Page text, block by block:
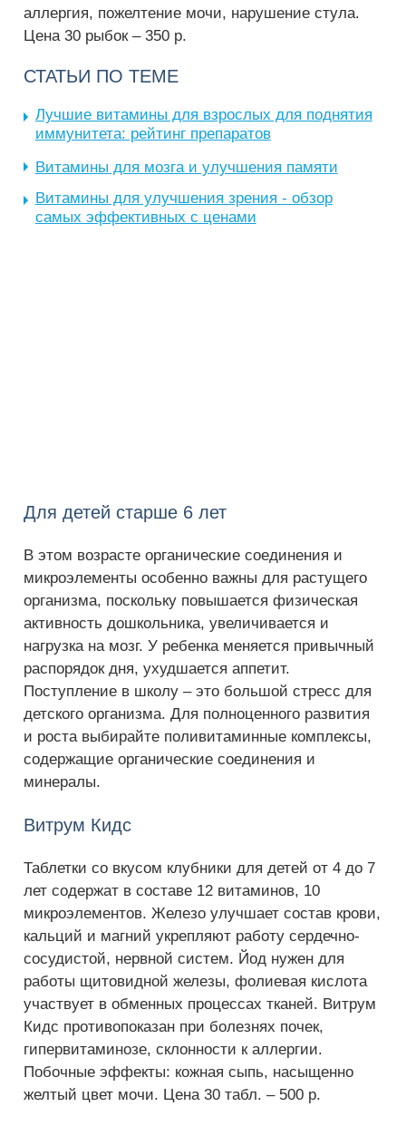
аллергия, пожелтение мочи, нарушение стула.
Цена 30 рыбок – 350 р.
СТАТЬИ ПО ТЕМЕ
Лучшие витамины для взрослых для поднятия
иммунитета: рейтинг препаратов
Витамины для мозга и улучшения памяти
Витамины для улучшения зрения - обзор
самых эффективных с ценами
Для детей старше 6 лет
В этом возрасте органические соединения и
микроэлементы особенно важны для растущего
организма, поскольку повышается физическая
активность дошкольника, увеличивается и
нагрузка на мозг. У ребенка меняется привычный
распорядок дня, ухудшается аппетит.
Поступление в школу – это большой стресс для
детского организма. Для полноценного развития
и роста выбирайте поливитаминные комплексы,
содержащие органические соединения и
минералы.
Витрум Кидс
Таблетки со вкусом клубники для детей от 4 до 7
лет содержат в составе 12 витаминов, 10
микроэлементов. Железо улучшает состав крови,
кальций и магний укрепляют работу сердечно-
сосудистой, нервной систем. Йод нужен для
работы щитовидной железы, фолиевая кислота
участвует в обменных процессах тканей. Витрум
Кидс противопоказан при болезнях почек,
гипервитаминозе, склонности к аллергии.
Побочные эффекты: кожная сыпь, насыщенно
желтый цвет мочи. Цена 30 табл. – 500 р.